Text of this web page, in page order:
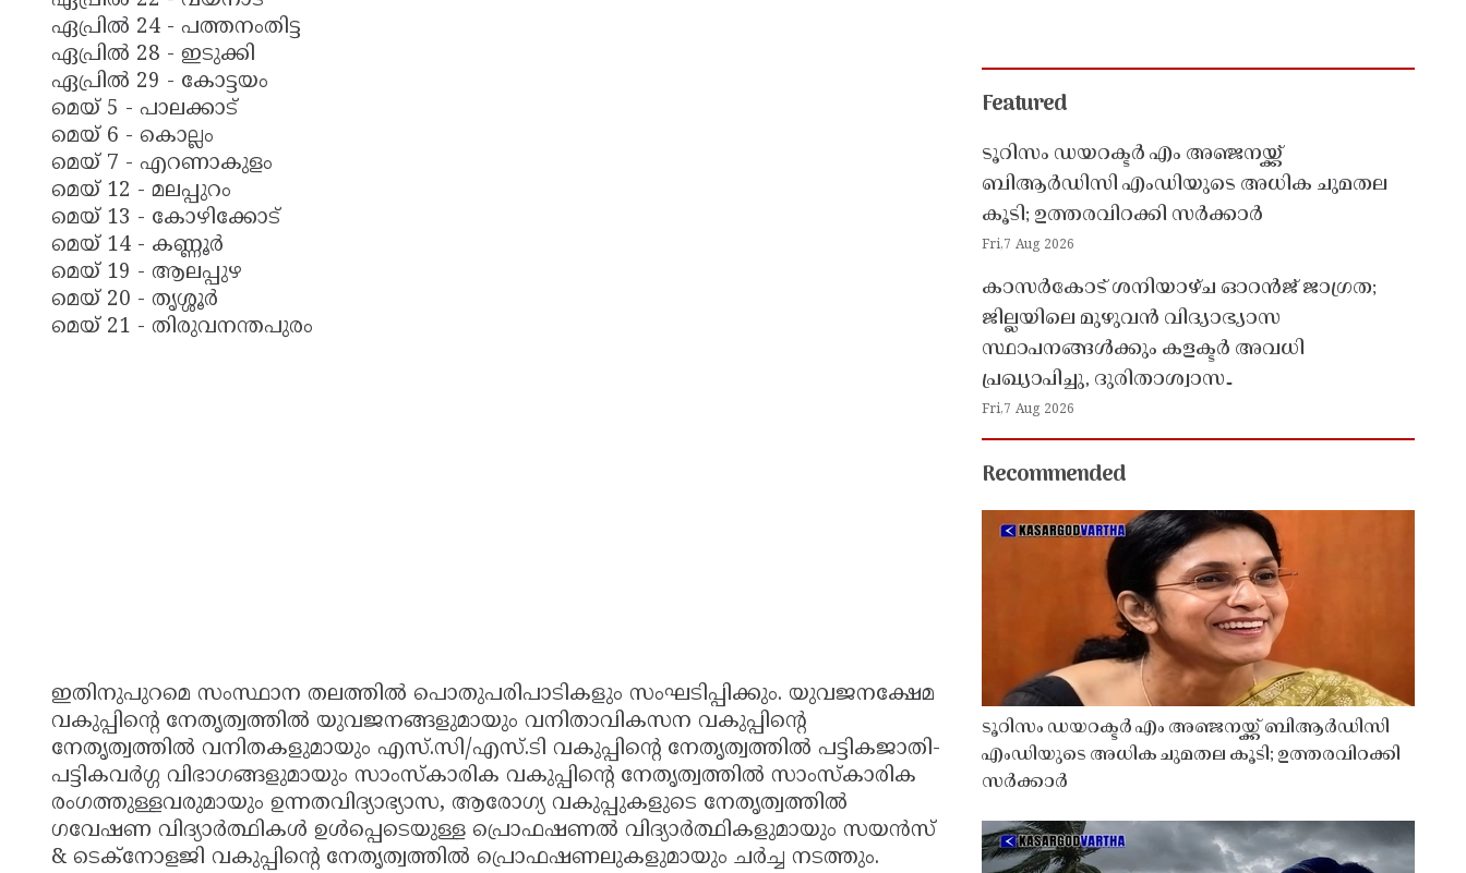
ഏപ്രിൽ 24 - പത്തനംതിട്ട
ഏപ്രിൽ 28 - ഇടുക്കി
ഏപ്രിൽ 29 - കോട്ടയം
മെയ് 5 - പാലക്കാട്
മെയ് 6 - കൊല്ലം
മെയ് 7 - എറണാകുളം
മെയ് 12 - മലപ്പുറം
മെയ് 13 - കോഴിക്കോട്
മെയ് 14 - കണ്ണൂർ
മെയ് 19 - ആലപ്പുഴ
മെയ് 20 - തൃശ്ശൂർ
മെയ് 21 - തിരുവനന്തപുരം
ഇതിനുപുറമെ സംസ്ഥാന തലത്തിൽ പൊതുപരിപാടികളും സംഘടിപ്പിക്കും. യുവജനക്ഷേമ
വകുപ്പിന്റെ നേതൃത്വത്തിൽ യുവജനങ്ങളുമായും വനിതാവികസന വകുപ്പിന്റെ
നേതൃത്വത്തിൽ വനിതകളുമായും എസ്.സി/എസ്.ടി വകുപ്പിന്റെ നേതൃത്വത്തിൽ പട്ടികജാതി-
പട്ടികവർഗ്ഗ വിഭാഗങ്ങളുമായും സാംസ്കാരിക വകുപ്പിന്റെ നേതൃത്വത്തിൽ സാംസ്കാരിക
രംഗത്തുള്ളവരുമായും ഉന്നതവിദ്യാഭ്യാസ, ആരോഗ്യ വകുപ്പുകളുടെ നേതൃത്വത്തിൽ
ഗവേഷണ വിദ്യാർത്ഥികൾ ഉൾപ്പെടെയുള്ള പ്രൊഫഷണൽ വിദ്യാർത്ഥികളുമായും സയൻസ്
& ടെക്നോളജി വകുപ്പിന്റെ നേതൃത്വത്തിൽ പ്രൊഫഷണലുകളുമായും ചർച്ച നടത്തും.
Featured
ടൂറിസം ഡയറക്ടർ എം അഞ്ജനയ്ക്ക്
ബിആർഡിസി എംഡിയുടെ അധിക ചുമതല
കൂടി; ഉത്തരവിറക്കി സർക്കാർ
Fri,7 Aug 2026
കാസർകോട് ശനിയാഴ്ച ഓറൻജ് ജാഗ്രത;
ജില്ലയിലെ മുഴുവൻ വിദ്യാഭ്യാസ
സ്ഥാപനങ്ങൾക്കും കളക്ടർ അവധി
പ്രഖ്യാപിച്ചു, ദുരിതാശ്വാസ
പ്രവർത്തനങ്ങൾക്ക് സജ്ജമാകാൻ നിർദേശം
Fri,7 Aug 2026
Recommended
ടൂറിസം ഡയറക്ടർ എം അഞ്ജനയ്ക്ക് ബിആർഡിസി
എംഡിയുടെ അധിക ചുമതല കൂടി; ഉത്തരവിറക്കി
സർക്കാർ